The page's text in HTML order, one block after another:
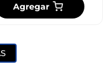
Agregar